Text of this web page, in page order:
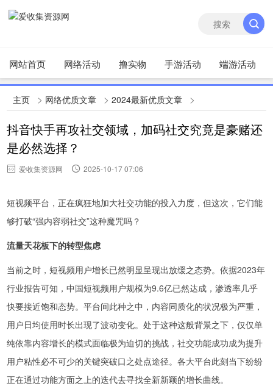
网站首页 网络活动 撸实物 手游活动 端游活动
主页 > 网络优质文章 >2024最新优质文章 >
抖音快手再攻社交领域，加码社交究竟是豪赌还
是必然选择？
爱收集资源网 2025-10-17 07:06
短视频平台，正在疯狂地加大社交功能的投入力度，但这次，它们能
够打破“强内容弱社交”这种魔咒吗？
流量天花板下的转型焦虑
当前之时，短视频用户增长已然明显呈现出放缓之态势。依据2023年
行业报告可知，中国短视频用户规模为9.6亿已然达成，渗透率几乎
快要接近饱和态势。平台间此种之中，内容同质化的状况极为严重，
用户日均使用时长出现了波动变化。处于这种这般背景之下，仅仅单
纯依靠内容增长的模式面临极为迫切的挑战，社交功能成功成为提升
用户粘性必不可少的关键突破口之处点途径。各大平台此刻当下纷纷
正在通过功能方面之上的迭代去寻找全新新颖的增长曲线。